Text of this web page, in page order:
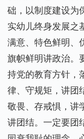
础，以制度建设为
实幼儿终身发展之
满意、特色鲜明、
旗帜鲜明讲政治。
持党的教育方针，
律、守规矩，讲团
敬畏、存戒惧，讲
讲团结。一定要团